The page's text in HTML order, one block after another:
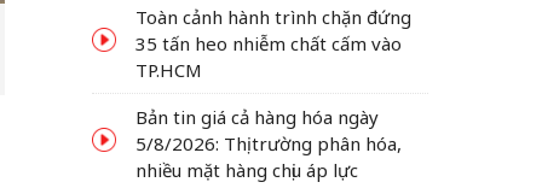
Toàn cảnh hành trình chặn đứng
35 tấn heo nhiễm chất cấm vào
TP.HCM
Bản tin giá cả hàng hóa ngày
5/8/2026: Thị trường phân hóa,
nhiều mặt hàng chịu áp lực